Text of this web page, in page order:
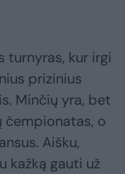
turnyras, kur irgi
prizinius
Minčių yra, bet
o
Aišku,
kažką gauti už